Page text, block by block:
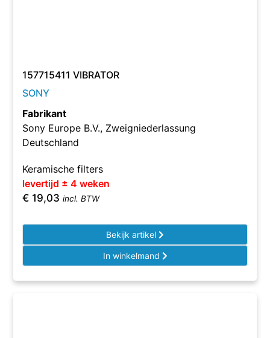
157715411 VIBRATOR
SONY
Fabrikant
Sony Europe B.V., Zweigniederlassung
Deutschland
Keramische filters
levertijd ± 4 weken
€ 19,03 incl. BTW
Bekijk artikel
In winkelmand